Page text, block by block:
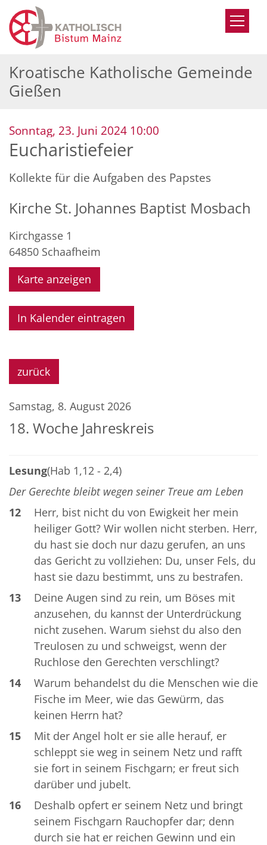
Zum Inhalt springen
Kroatische Katholische Gemeinde
Gießen
Sonntag, 23. Juni 2024 10:00
Eucharistiefeier
Kollekte für die Aufgaben des Papstes
Kirche St. Johannes Baptist Mosbach
Kirchgasse 1
64850 Schaafheim
Karte anzeigen
In Kalender eintragen
zurück
Samstag, 8. August 2026
18. Woche Jahreskreis
Lesung(Hab 1,12 - 2,4)
Der Gerechte bleibt wegen seiner Treue am Leben
12
Herr, bist nicht du von Ewigkeit her mein
heiliger Gott? Wir wollen nicht sterben. Herr,
du hast sie doch nur dazu gerufen, an uns
das Gericht zu vollziehen: Du, unser Fels, du
hast sie dazu bestimmt, uns zu bestrafen.
13
Deine Augen sind zu rein, um Böses mit
anzusehen, du kannst der Unterdrückung
nicht zusehen. Warum siehst du also den
Treulosen zu und schweigst, wenn der
Ruchlose den Gerechten verschlingt?
14
Warum behandelst du die Menschen wie die
Fische im Meer, wie das Gewürm, das
keinen Herrn hat?
15
Mit der Angel holt er sie alle herauf, er
schleppt sie weg in seinem Netz und rafft
sie fort in seinem Fischgarn; er freut sich
darüber und jubelt.
16
Deshalb opfert er seinem Netz und bringt
seinem Fischgarn Rauchopfer dar; denn
durch sie hat er reichen Gewinn und ein